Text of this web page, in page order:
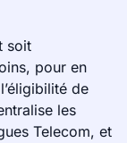
soit
pour en
de
les
Telecom, et